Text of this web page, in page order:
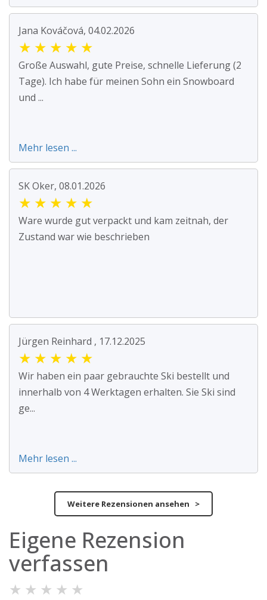
Jana Kováčová, 04.02.2026
★ ★ ★ ★ ★
Große Auswahl, gute Preise, schnelle Lieferung (2
Tage). Ich habe für meinen Sohn ein Snowboard
und ...
Mehr lesen ...
SK Oker, 08.01.2026
★ ★ ★ ★ ★
Ware wurde gut verpackt und kam zeitnah, der
Zustand war wie beschrieben
Jürgen Reinhard , 17.12.2025
★ ★ ★ ★ ★
Wir haben ein paar gebrauchte Ski bestellt und
innerhalb von 4 Werktagen erhalten. Sie Ski sind
ge...
Mehr lesen ...
Weitere Rezensionen ansehen >
Eigene Rezension
verfassen
★ ★ ★ ★ ★